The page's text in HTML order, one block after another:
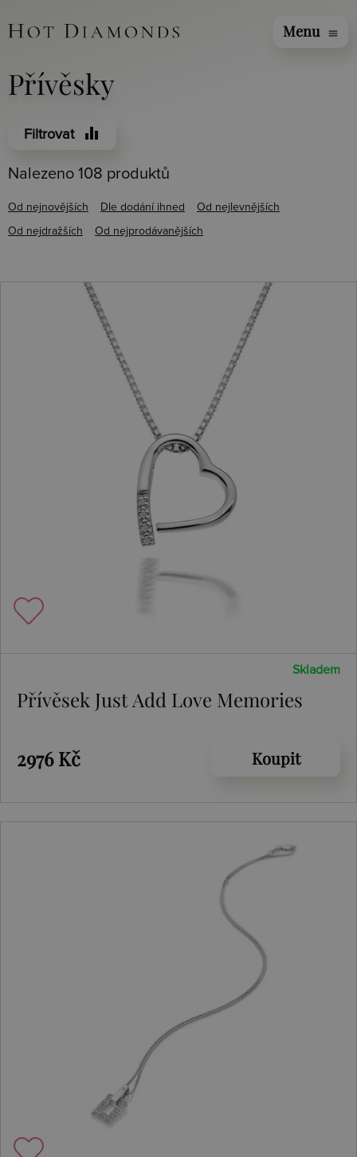
Menu menu
Přívěsky
Filtrovat equalizer
Nalezeno 108 produktů
Od nejnovějších Dle dodání ihned Od nejlevnějších
Od nejdražších Od nejprodávanějších
Skladem
Přívěsek Just Add Love Memories
2976 Kč Koupit